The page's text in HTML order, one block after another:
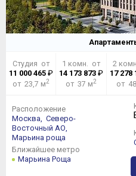
Студия от
11 000 465₽
от 23,7 м2
1 комн. от
14 173 873 ₽
от 37 м2
2
17 278
от
Расположение
Москва, Северо-
Восточный АО,
Марьина роща
Ближайшее метро
Марьина Роща